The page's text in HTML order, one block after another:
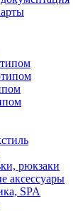
рюкзаки
аксессуары
SPA